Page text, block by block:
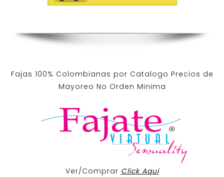
Fajas 100% Colombianas por Catalogo Precios de
Mayoreo No Orden Minima
Ver/Comprar Click Aqui